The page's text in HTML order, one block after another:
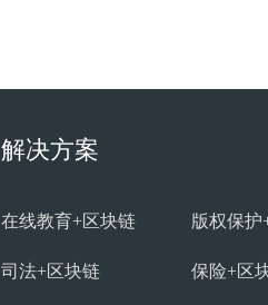
解决方案
在线教育+区块链 版权保护
司法+区块链 保险+区